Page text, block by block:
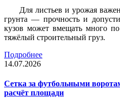
Для листьев и урожая
грунта — прочность и
кузов может вмещать много
тяжёлый строительный груз.
Подробнее
14.07.2026
Сетка за футбольными
расчёт площади